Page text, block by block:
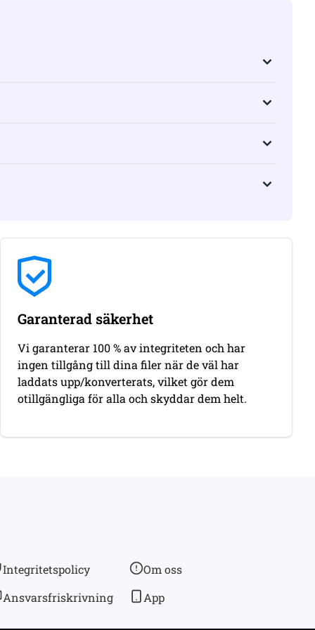
Garanterad säkerhet
Vi garanterar 100 % av integriteten och har
ingen tillgång till dina filer när de väl har
laddats upp/konverterats, vilket gör dem
otillgängliga för alla och skyddar dem helt.
Integritetspolicy
Ansvarsfriskrivning
Om oss
App